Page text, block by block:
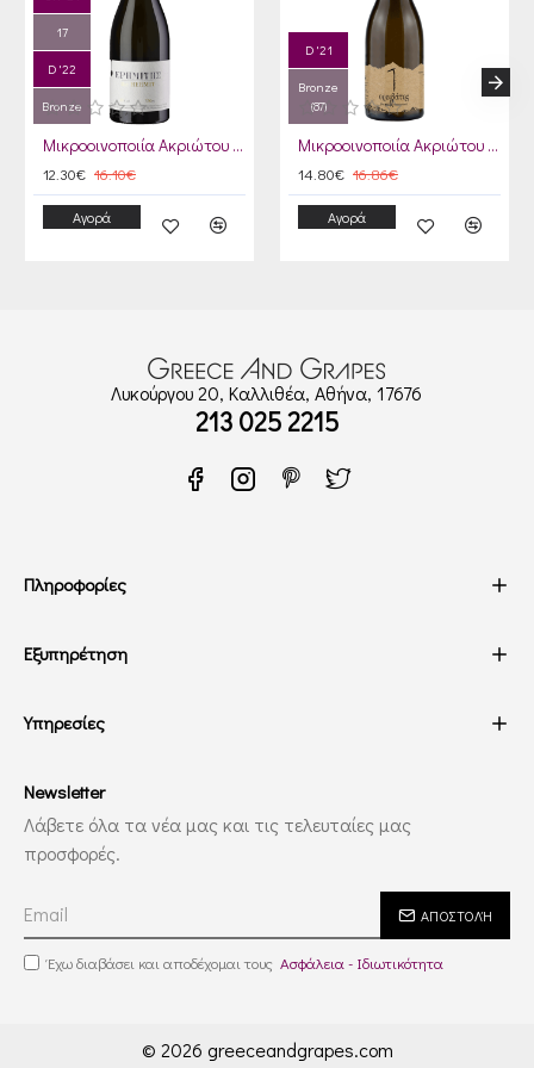
17
D '22
Bronze
Μικροοινοποιία Ακριώτου Ερημίτης Λευκός 2022
12.30€ 16.10€
Αγορά
D '21
Bronze
(87)
Μικροοινοποιία Ακριώτου Ορειβάτης The Wild Mountaineer Λευκός 2021
14.80€ 16.86€
Αγορά
Λυκούργου 20, Καλλιθέα, Αθήνα, 17676
213 025 2215
Πληροφορίες
Εξυπηρέτηση
Υπηρεσίες
Newsletter
Λάβετε όλα τα νέα μας και τις τελευταίες μας
προσφορές.
ΑΠΟΣΤΟΛΉ
Έχω διαβάσει και αποδέχομαι τους Ασφάλεια - Ιδιωτικότητα
© 2026 greeceandgrapes.com